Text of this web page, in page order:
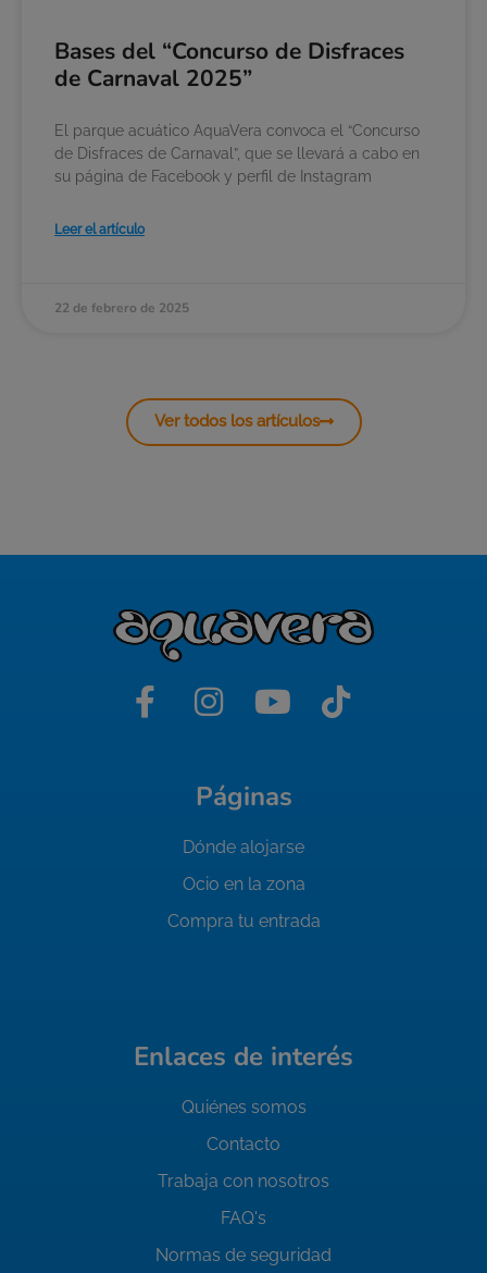
Bases del “Concurso de Disfraces
de Carnaval 2025”
El parque acuático AquaVera convoca el “Concurso
de Disfraces de Carnaval”, que se llevará a cabo en
su página de Facebook y perfil de Instagram
Leer el artículo
22 de febrero de 2025
Ver todos los artículos
Páginas
Dónde alojarse
Ocio en la zona
Compra tu entrada
Enlaces de interés
Quiénes somos
Contacto
Trabaja con nosotros
FAQ's
Normas de seguridad